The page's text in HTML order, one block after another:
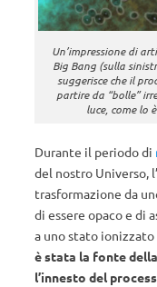
Un’impressione di
Big Bang (sulla
suggerisce che il
partire da “bolle”
luce, come lo
Durante il periodo di
del nostro Universo,
trasformazione da
di essere opaco e di
a uno stato
è stata la fonte
l’innesto del